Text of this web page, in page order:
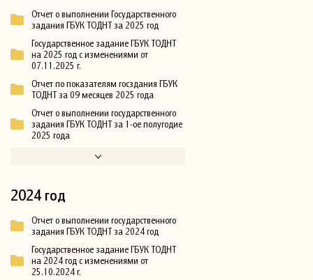
Отчет о выполнении Государственного
задания ГБУК ТОДНТ за 2025 год
Государственное задание ГБУК ТОДНТ
на 2025 год с изменениями от
07.11.2025 г.
Отчет по показателям госздания ГБУК
ТОДНТ за 09 месяцев 2025 года
Отчет о выполнении государственного
задания ГБУК ТОДНТ за 1-ое полугодие
2025 года
2024 год
Отчет о выполнении государственного
задания ГБУК ТОДНТ за 2024 год
Государственное задание ГБУК ТОДНТ
на 2024 год с изменениями от
25.10.2024 г.